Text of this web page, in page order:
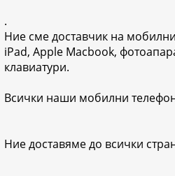
.
Ние сме доставчик на
iPad, Apple Macbook,
клавиатури.
Всички наши мобилни
Ние доставяме до всички